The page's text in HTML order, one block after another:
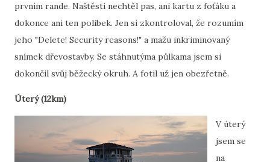
prvním rande. Naštěstí nechtěl pas, ani kartu z foťáku a
dokonce ani ten polibek. Jen si zkontroloval, že rozumím
jeho "Delete! Security reasons!" a mažu inkriminovaný
snímek dřevostavby. Se stáhnutýma půlkama jsem si
dokončil svůj běžecký okruh. A fotil už jen obezřetně.
Úterý (12km)
V úterý
jsem se
na